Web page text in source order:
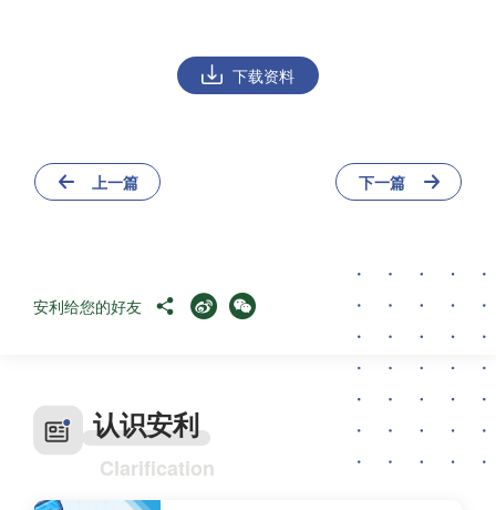
下载资料
上一篇 下一篇
安利给您的好友
认识安利
Clarification